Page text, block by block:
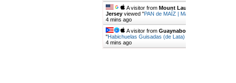
A visitor from Mount Laurel, New
Jerseyviewed "PAN de MAÍZ | Mari's Cakes
4 mins ago
A visitor from Guaynaboviewed
"Habichuelas Guisadas (de Lata) | Mari's…
5 mins ago